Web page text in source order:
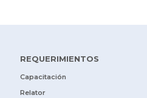
REQUERIMIENTOS
Capacitación
Relator